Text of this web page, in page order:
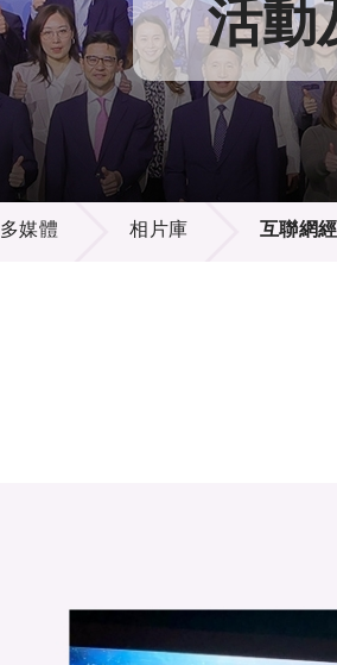
組織架構
董事局
研究顧問
招標通告
重點項目
資助計劃
稅務優惠
申請
評審
徵求研發項目計劃書
項目資料庫
新聞中心
媒體報導
新聞稿
資訊中心
多媒體
出版刊物
會員登入 活動
多媒體 相片庫 互聯網